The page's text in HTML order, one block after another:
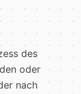
des
oder
nach